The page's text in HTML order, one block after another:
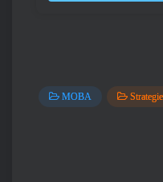
MOBA Strategie